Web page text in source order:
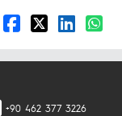
+90 462 377 3226